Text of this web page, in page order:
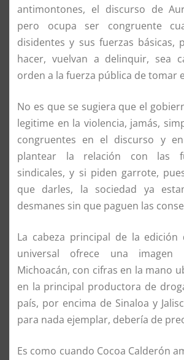
antimontones, el discurso de
pero ocupa ser congruente
disidentes y sus fuerzas básicas,
hacer, vuelvan a delinquir, sea
orden a la fuerza pública de tomar
No es que se sugiera que el
legitime en la violencia, jamás,
congruentes en el discurso y
plantear la relación con las
sindicales, y si piden garrote,
que darles, la sociedad ya
desmanes sin que paguen las
La cabeza principal de la edición
universal ofrece una imagen
Michoacán, con cifras en la mano
en la principal productora de
país, por encima de Sinaloa y
para nada ejemplar, debería de
Es como cuando Cocoa Calderón